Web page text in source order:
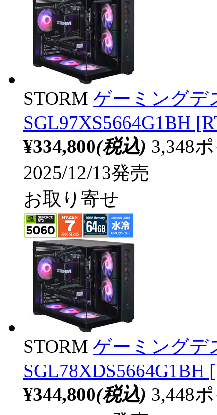
STORM ゲーミングデ
SGL97XS5664G1BH
¥334,800(税込) 3,348
2025/12/13発売
お取り寄せ
STORM ゲーミングデ
SGL78XDS5664G1BH
¥344,800(税込) 3,448